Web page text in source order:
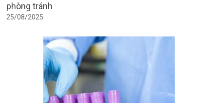
phòng tránh
25/08/2025